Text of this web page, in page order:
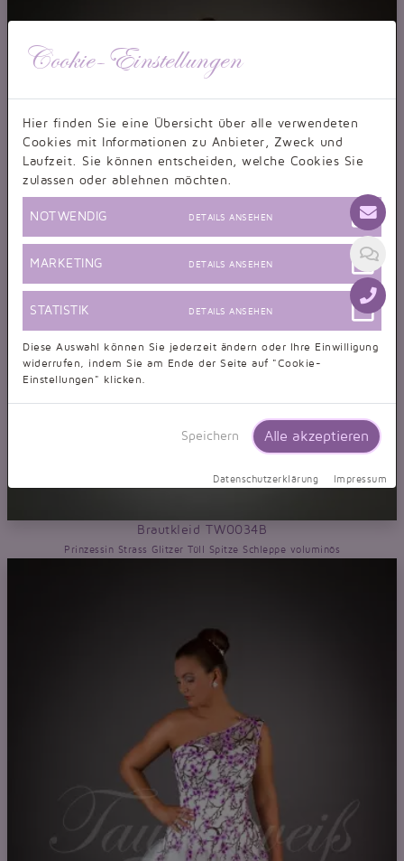
Brautkleid TW0034B
Prinzessin Strass Glitzer Tüll Spitze Schleppe voluminös
Cookie-Einstellungen
Hier finden Sie eine Übersicht über alle verwendeten
Cookies mit Informationen zu Anbieter, Zweck und
Laufzeit. Sie können entscheiden, welche Cookies Sie
zulassen oder ablehnen möchten.
NOTWENDIG DETAILS ANSEHEN
MARKETING DETAILS ANSEHEN
STATISTIK DETAILS ANSEHEN
Diese Auswahl können Sie jederzeit ändern oder Ihre Einwilligung
widerrufen, indem Sie am Ende der Seite auf "Cookie-
Einstellungen" klicken.
Speichern Alle akzeptieren
Datenschutzerklärung Impressum